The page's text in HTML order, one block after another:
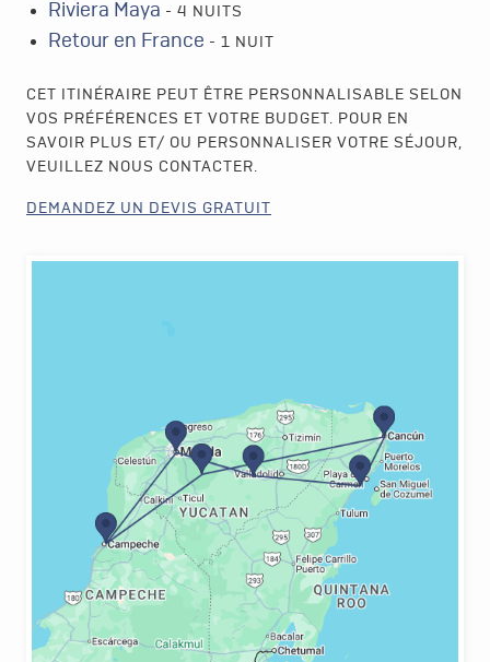
Riviera Maya - 4 NUITS
Retour en France - 1 NUIT
CET ITINÉRAIRE PEUT ÊTRE PERSONNALISABLE SELON
VOS PRÉFÉRENCES ET VOTRE BUDGET. POUR EN
SAVOIR PLUS ET/ OU PERSONNALISER VOTRE SÉJOUR,
VEUILLEZ NOUS CONTACTER.
DEMANDEZ UN DEVIS GRATUIT